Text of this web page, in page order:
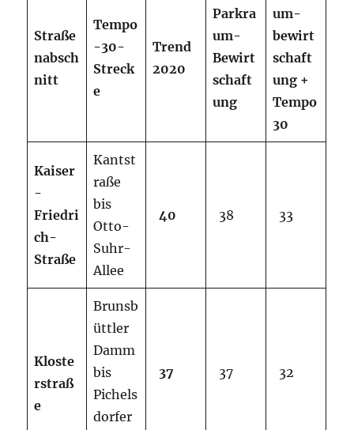
Straße
nabsch
nitt
Tempo
-30-
Streck
e
Trend
2020
Parkra
um-
Bewirt
schaft
ung
um-
bewirt
schaft
ung +
Tempo
30
Kaiser
-
Friedri
ch-
Straße
Kantst
raße
bis
Otto-
Suhr-
Allee
40 38 33
Kloste
rstraß
e
Brunsb
üttler
Damm
bis
Pichels
dorfer
37 37 32